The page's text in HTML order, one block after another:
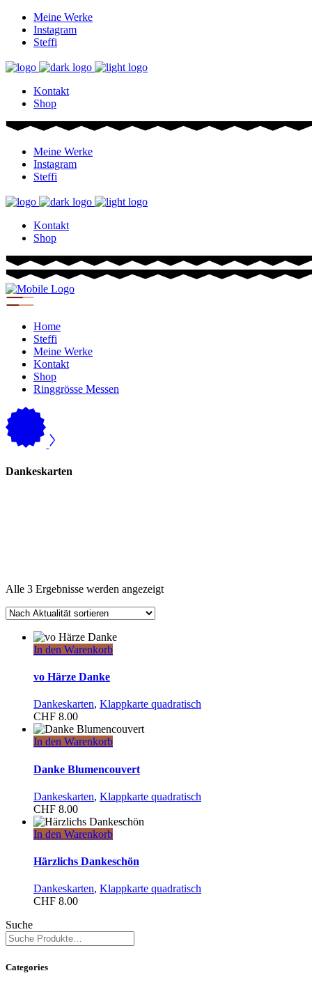
Meine Werke
Instagram
Steffi
Kontakt
Shop
Meine Werke
Instagram
Steffi
Kontakt
Shop
Home
Steffi
Meine Werke
Kontakt
Shop
Ringgrösse Messen
Dankeskarten
Alle 3 Ergebnisse werden angezeigtNach
In den Warenkorb
vo Härze Danke
Dankeskarten, Klappkarte quadratisch
CHF 8.00
In den Warenkorb
Danke Blumencouvert
Dankeskarten, Klappkarte quadratisch
CHF 8.00
In den Warenkorb
Härzlichs Dankeschön
Dankeskarten, Klappkarte quadratisch
CHF 8.00
Suche
Categories